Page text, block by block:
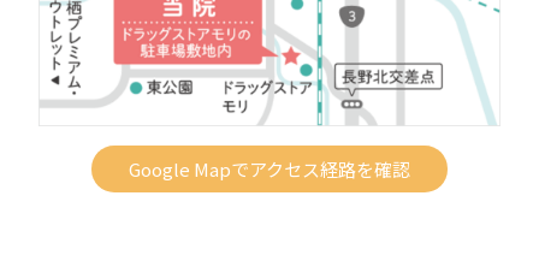
Google Mapでアクセス経路を確認